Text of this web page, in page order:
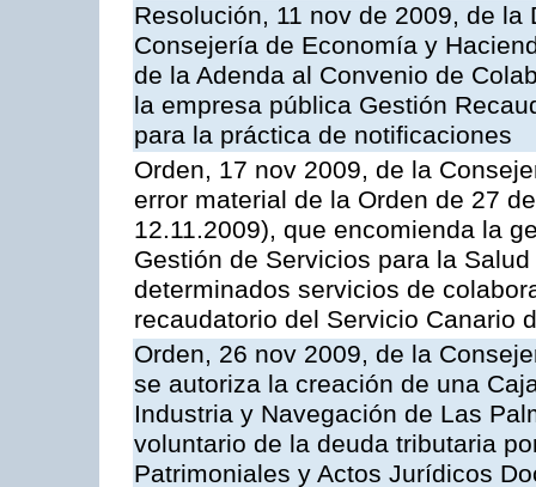
Resolución, 11 nov de 2009, de
Consejería de Economía y
de la Adenda al Convenio de
la empresa pública Gestión
para la práctica de notificaciones
Orden, 17 nov 2009, de la
error material de la Orden de 27
12.11.2009), que encomienda la
Gestión de Servicios para la
determinados servicios de
recaudatorio del Servicio Canario
Orden, 26 nov 2009, de la
se autoriza la creación de una
Industria y Navegación de Las
voluntario de la deuda tributaria
Patrimoniales y Actos Jurídicos